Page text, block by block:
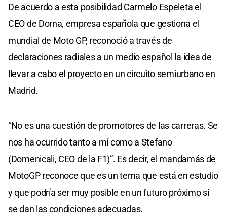
De acuerdo a esta posibilidad Carmelo Espeleta el
CEO de Dorna, empresa española que gestiona el
mundial de Moto GP, reconoció a través de
declaraciones radiales a un medio español la idea de
llevar a cabo el proyecto en un circuito semiurbano en
Madrid.
“No es una cuestión de promotores de las carreras. Se
nos ha ocurrido tanto a mí como a Stefano
(Domenicali, CEO de la F1)”. Es decir, el mandamás de
MotoGP reconoce que es un tema que está en estudio
y que podría ser muy posible en un futuro próximo si
se dan las condiciones adecuadas.